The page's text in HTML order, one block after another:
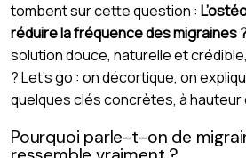
tombent sur cette question :
réduire la fréquence des migraines
solution douce, naturelle et
? Let’s go : on décortique, on
quelques clés concrètes, à hauteur
Pourquoi parle-t-on de